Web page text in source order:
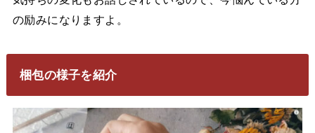
の励みになりますよ。
梱包の様子を紹介